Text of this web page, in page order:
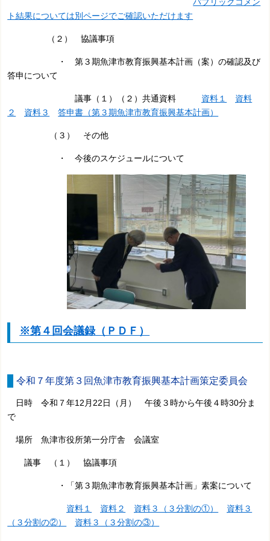
パブリックコメン
ト結果については別ページでご確認いただけます
（２） 協議事項
・ 第３期魚津市教育振興基本計画（案）の確認及び
答申について
議事（１）（２）共通資料 資料１
資料
２
資料３ 答申書（第３期魚津市教育振興基本計画）
（３） その他
・ 今後のスケジュールについて
※第４回会議録（ＰＤＦ）
令和７年度第３回魚津市教育振興基本計画策定委員会
日時 令和７年12月22日（月） 午後３時から午後４時30分ま
で
場所 魚津市役所第一分庁舎 会議室
議事 （１） 協議事項
・「第３期魚津市教育振興基本計画」素案について
資料１ 資料２ 資料３（３分割の①）
資料３
（３分割の②）
資料３（３分割の③）